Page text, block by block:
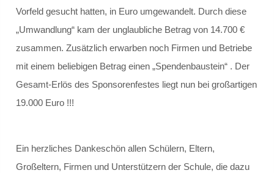
Vereine
Gremien
Schulvorstand
Vorfeld gesucht hatten, in Euro umgewandelt. Durch diese
„Umwandlung“ kam der unglaubliche Betrag von 14.700 €
zusammen. Zusätzlich erwarben noch Firmen und Betriebe
mit einem beliebigen Betrag einen „Spendenbaustein“ . Der
Gesamt-Erlös des Sponsorenfestes liegt nun bei großartigen
19.000 Euro !!!
Ein herzliches Dankeschön allen Schülern, Eltern,
Großeltern, Firmen und Unterstützern der Schule, die dazu